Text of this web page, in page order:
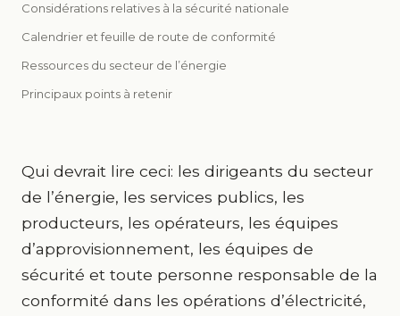
Considérations relatives à la sécurité nationale
Calendrier et feuille de route de conformité
Ressources du secteur de l’énergie
Principaux points à retenir
Qui devrait lire ceci: les dirigeants du secteur
de l’énergie, les services publics, les
producteurs, les opérateurs, les équipes
d’approvisionnement, les équipes de
sécurité et toute personne responsable de la
conformité dans les opérations d’électricité,